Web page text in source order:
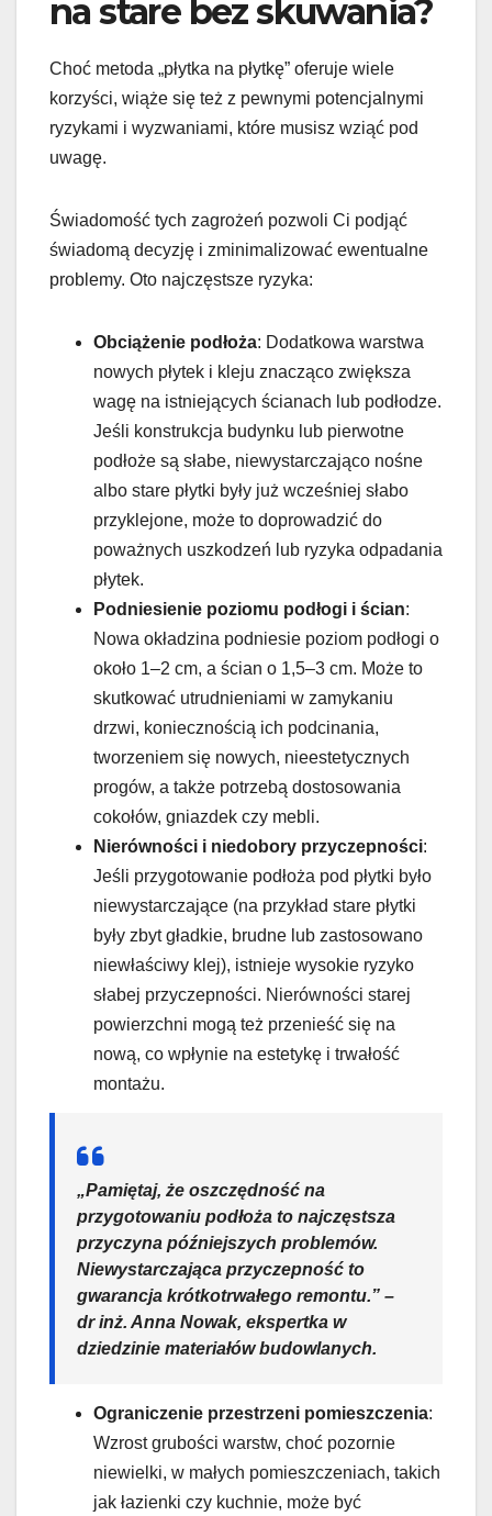
na stare bez skuwania?
Choć metoda „płytka na płytkę” oferuje wiele
korzyści, wiąże się też z pewnymi potencjalnymi
ryzykami i wyzwaniami, które musisz wziąć pod
uwagę.
Świadomość tych zagrożeń pozwoli Ci podjąć
świadomą decyzję i zminimalizować ewentualne
problemy. Oto najczęstsze ryzyka:
Obciążenie podłoża: Dodatkowa warstwa
nowych płytek i kleju znacząco zwiększa
wagę na istniejących ścianach lub podłodze.
Jeśli konstrukcja budynku lub pierwotne
podłoże są słabe, niewystarczająco nośne
albo stare płytki były już wcześniej słabo
przyklejone, może to doprowadzić do
poważnych uszkodzeń lub ryzyka odpadania
płytek.
Podniesienie poziomu podłogi i ścian:
Nowa okładzina podniesie poziom podłogi o
około 1–2 cm, a ścian o 1,5–3 cm. Może to
skutkować utrudnieniami w zamykaniu
drzwi, koniecznością ich podcinania,
tworzeniem się nowych, nieestetycznych
progów, a także potrzebą dostosowania
cokołów, gniazdek czy mebli.
Nierówności i niedobory przyczepności:
Jeśli przygotowanie podłoża pod płytki było
niewystarczające (na przykład stare płytki
były zbyt gładkie, brudne lub zastosowano
niewłaściwy klej), istnieje wysokie ryzyko
słabej przyczepności. Nierówności starej
powierzchni mogą też przenieść się na
nową, co wpłynie na estetykę i trwałość
montażu.
„Pamiętaj, że oszczędność na
przygotowaniu podłoża to najczęstsza
przyczyna późniejszych problemów.
Niewystarczająca przyczepność to
gwarancja krótkotrwałego remontu.” –
dr inż. Anna Nowak, ekspertka w
dziedzinie materiałów budowlanych.
Ograniczenie przestrzeni pomieszczenia:
Wzrost grubości warstw, choć pozornie
niewielki, w małych pomieszczeniach, takich
jak łazienki czy kuchnie, może być